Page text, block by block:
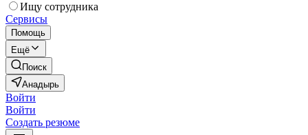
Ищу сотрудника
Сервисы
Помощь
Ещё
Поиск
Анадырь
Войти
Войти
Создать резюме